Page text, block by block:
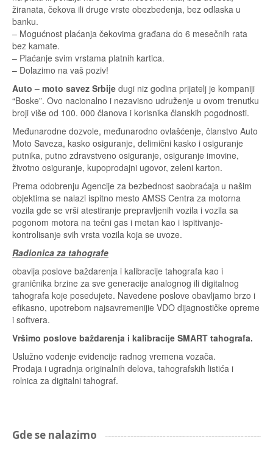
žiranata, čekova ili druge vrste obezbeđenja, bez odlaska u
banku.
– Mogućnost plaćanja čekovima građana do 6 mesečnih rata
bez kamate.
– Plaćanje svim vrstama platnih kartica.
– Dolazimo na vaš poziv!
Auto – moto savez Srbije dugi niz godina prijatelj je kompaniji
“Boske”. Ovo nacionalno i nezavisno udruženje u ovom trenutku
broji više od 100. 000 članova i korisnika članskih pogodnosti.
Međunarodne dozvole, međunarodno ovlašćenje, članstvo Auto
Moto Saveza, kasko osiguranje, delimični kasko i osiguranje
putnika, putno zdravstveno osiguranje, osiguranje imovine,
životno osiguranje, kupoprodajni ugovor, zeleni karton.
Prema odobrenju Agencije za bezbednost saobraćaja u našim
objektima se nalazi ispitno mesto AMSS Centra za motorna
vozila gde se vrši atestiranje prepravljenih vozila i vozila sa
pogonom motora na tečni gas i metan kao i ispitivanje-
kontrolisanje svih vrsta vozila koja se uvoze.
Radionica za tahografe
obavlja poslove baždarenja i kalibracije tahografa kao i
graničnika brzine za sve generacije analognog ili digitalnog
tahografa koje posedujete. Navedene poslove obavljamo brzo i
efikasno, upotrebom najsavremenijie VDO dijagnostičke opreme
i softvera.
Vršimo poslove baždarenja i kalibracije SMART tahografa.
Uslužno vođenje evidencije radnog vremena vozača.
Prodaja i ugradnja originalnih delova, tahografskih listića i
rolnica za digitalni tahograf.
Gde se nalazimo